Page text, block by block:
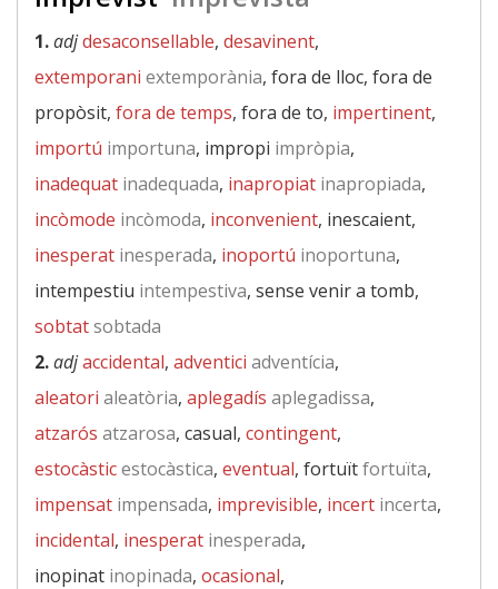
1.adjdesaconsellable, desavinent,
extemporani extemporània, fora de lloc, fora de
propòsit, fora de temps, fora de to, impertinent,
importú importuna, impropi impròpia,
inadequat inadequada, inapropiat inapropiada,
incòmode incòmoda, inconvenient, inescaient,
inesperat inesperada, inoportú inoportuna,
intempestiu intempestiva, sense venir a tomb,
sobtatsobtada
2.adjaccidental, adventici adventícia,
aleatori aleatòria, aplegadís aplegadissa,
atzarós atzarosa, casual, contingent,
estocàsticestocàstica, eventual, fortuïtfortuïta,
impensat impensada, imprevisible, incert incerta,
incidental, inesperat inesperada,
inopinat inopinada, ocasional,